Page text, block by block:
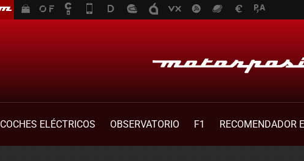
COCHES ELÉCTRICOS OBSERVATORIO F1
RECOMENDADOR